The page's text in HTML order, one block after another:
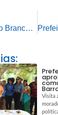
Prefeitura de Rio Branco entrega área de esporte e lazer no Conjunto Habitar Brasil
Visita